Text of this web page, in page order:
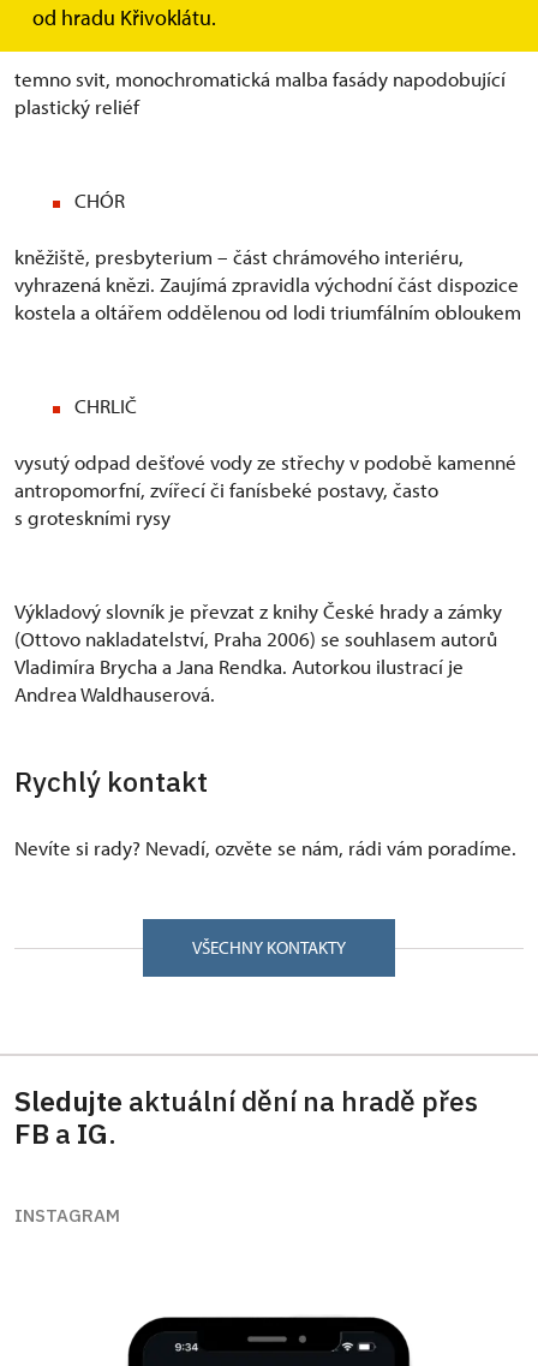
od hradu Křivoklátu.
CHIAROSCURO
temno svit, monochromatická malba fasády napodobující
plastický reliéf
CHÓR
kněžiště, presbyterium – část chrámového interiéru,
vyhrazená knězi. Zaujímá zpravidla východní část dispozice
kostela a oltářem oddělenou od lodi triumfálním obloukem
CHRLIČ
vysutý odpad dešťové vody ze střechy v podobě kamenné
antropomorfní, zvířecí či fanísbeké postavy, často
s groteskními rysy
Výkladový slovník je převzat z knihy České hrady a zámky
(Ottovo nakladatelství, Praha 2006) se souhlasem autorů
Vladimíra Brycha a Jana Rendka. Autorkou ilustrací je
Andrea Waldhauserová.
Rychlý kontakt
Nevíte si rady? Nevadí, ozvěte se nám, rádi vám poradíme.
VŠECHNY KONTAKTY
Sledujte aktuální dění na hradě přes
FB a IG.
INSTAGRAM